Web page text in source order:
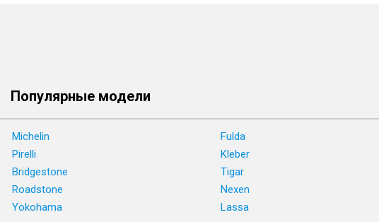
Популярные модели
Michelin
Fulda
Pirelli
Kleber
Bridgestone
Tigar
Roadstone
Nexen
Yokohama Lassa